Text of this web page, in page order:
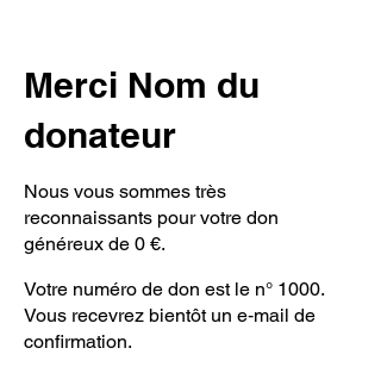
Merci Nom du
donateur
Nous vous sommes très
reconnaissants pour votre don
généreux de 0 €.
Votre numéro de don est le n° 1000.
Vous recevrez bientôt un e‑mail de
confirmation.